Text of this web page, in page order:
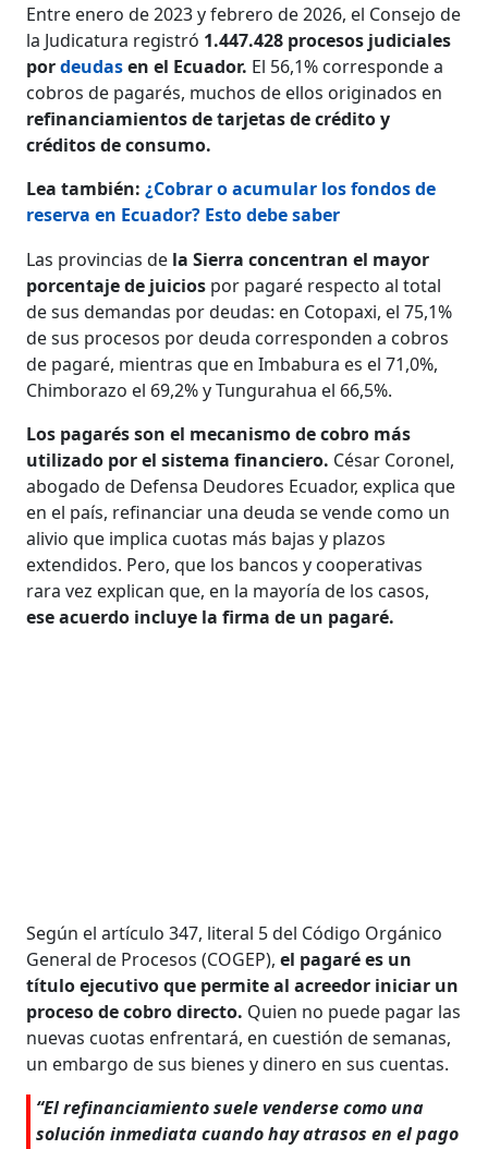
Entre enero de 2023 y febrero de 2026, el Consejo de
la Judicatura registró 1.447.428 procesos judiciales
pordeudasen el Ecuador. El 56,1% corresponde a
cobros de pagarés, muchos de ellos originados en
refinanciamientos de tarjetas de crédito y
créditos de consumo.
Lea también: ¿Cobrar o acumular los fondos de
reserva en Ecuador? Esto debe saber
Las provincias de la Sierra concentran el mayor
porcentaje de juicios por pagaré respecto al total
de sus demandas por deudas: en Cotopaxi, el 75,1%
de sus procesos por deuda corresponden a cobros
de pagaré, mientras que en Imbabura es el 71,0%,
Chimborazo el 69,2% y Tungurahua el 66,5%.
Los pagarés son el mecanismo de cobro más
utilizado por el sistema financiero. César Coronel,
abogado de Defensa Deudores Ecuador, explica que
en el país, refinanciar una deuda se vende como un
alivio que implica cuotas más bajas y plazos
extendidos. Pero, que los bancos y cooperativas
rara vez explican que, en la mayoría de los casos,
ese acuerdo incluye la firma de un pagaré.
Según el artículo 347, literal 5 del Código Orgánico
General de Procesos (COGEP),el pagaré es un
título ejecutivo que permite al acreedor iniciar un
proceso de cobro directo. Quien no puede pagar las
nuevas cuotas enfrentará, en cuestión de semanas,
un embargo de sus bienes y dinero en sus cuentas.
“El refinanciamiento suele venderse como una
solución inmediata cuando hay atrasos en el pago